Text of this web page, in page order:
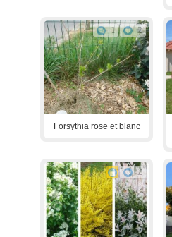
1 2
Forsythia rose et blanc
2